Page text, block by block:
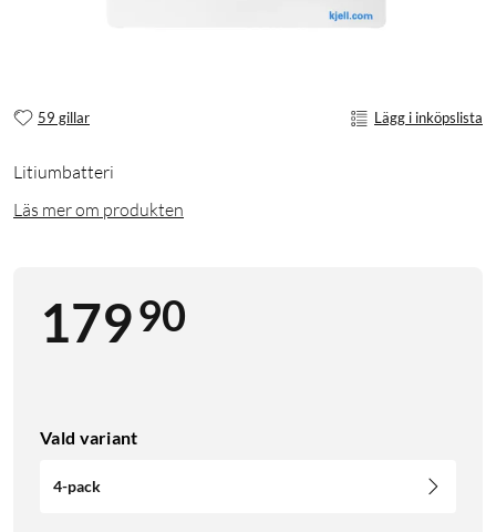
59 gillar Lägg i inköpslista
Litiumbatteri
Läs mer om produkten
17990
Vald variant
4-pack